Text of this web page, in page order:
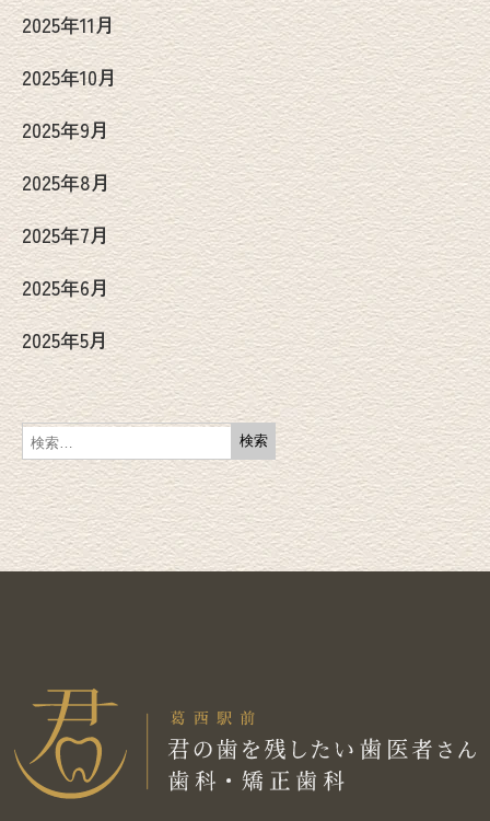
2025年11月
2025年10月
2025年9月
2025年8月
2025年7月
2025年6月
2025年5月